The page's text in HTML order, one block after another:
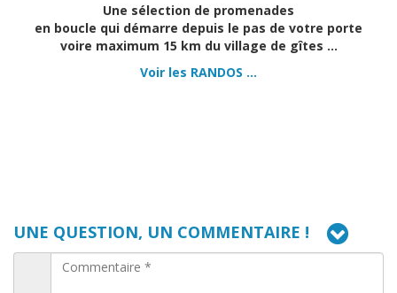
Une sélection de promenades
en boucle qui démarre depuis le pas de votre porte
voire maximum 15 km du village de gîtes ...
Voir les RANDOS ...
UNE QUESTION, UN COMMENTAIRE !